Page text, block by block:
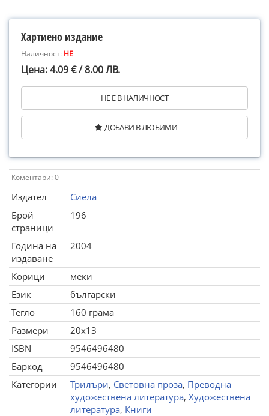
Хартиено издание
Наличност: НЕ
Цена: 4.09 € / 8.00 ЛВ.
НЕ Е В НАЛИЧНОСТ
ДОБАВИ В ЛЮБИМИ
Коментари: 0
Издател
Сиела
Брой
страници
196
Година на
издаване
2004
Корици
меки
Език
български
Тегло
160 грама
Размери
20x13
ISBN
9546496480
Баркод
9546496480
Категории
Трилъри, Световна проза, Преводна
художествена литература, Художествена
литература, Книги